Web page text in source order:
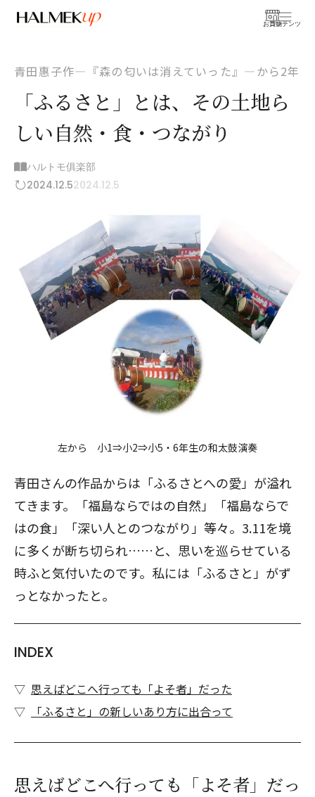
お買物
コンテンツ
青田惠子作―『森の匂いは消えていった』―から2年
「ふるさと」とは、その土地ら
しい自然・食・つながり
ハルトモ俱楽部
2024.12.52024.12.5
左から 小1⇒小2⇒小5・6年生の和太鼓演奏
青田さんの作品からは「ふるさとへの愛」が溢れ
てきます。「福島ならではの自然」「福島ならで
はの食」「深い人とのつながり」等々。3.11を境
に多くが断ち切られ……と、思いを巡らせている
時ふと気付いたのです。私には「ふるさと」がず
っとなかったと。
INDEX
思えばどこへ行っても「よそ者」だった
「ふるさと」の新しいあり方に出合って
思えばどこへ行っても「よそ者」だっ